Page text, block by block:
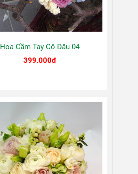
Hoa Cầm Tay Cô Dâu 04
399.000đ